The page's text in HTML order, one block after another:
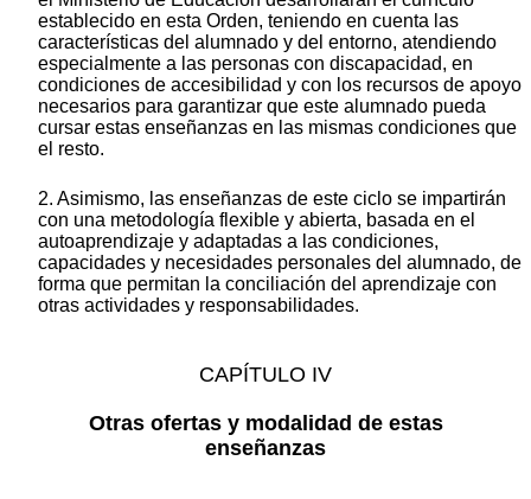
establecido en esta Orden, teniendo en cuenta las
características del alumnado y del entorno, atendiendo
especialmente a las personas con discapacidad, en
condiciones de accesibilidad y con los recursos de apoyo
necesarios para garantizar que este alumnado pueda
cursar estas enseñanzas en las mismas condiciones que
el resto.
2. Asimismo, las enseñanzas de este ciclo se impartirán
con una metodología flexible y abierta, basada en el
autoaprendizaje y adaptadas a las condiciones,
capacidades y necesidades personales del alumnado, de
forma que permitan la conciliación del aprendizaje con
otras actividades y responsabilidades.
CAPÍTULO IV
Otras ofertas y modalidad de estas
enseñanzas